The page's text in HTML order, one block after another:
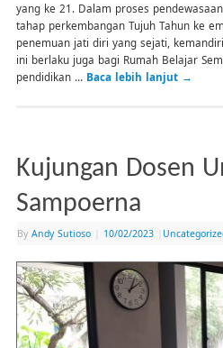
yang ke 21. Dalam proses
tahap perkembangan Tujuh Tahun ke
penemuan jati diri yang sejati,
ini berlaku juga bagi Rumah Belajar
pendidikan … Baca lebih lanjut →
Kujungan Dosen
Sampoerna
By Andy Sutioso 10/02/2023